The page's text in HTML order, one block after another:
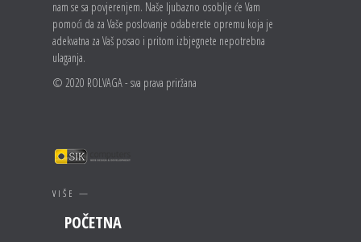
nam se sa povjerenjem. Naše ljubazno osoblje će Vam
pomoći da za Vaše poslovanje odaberete opremu koja je
adekvatna za Vaš posao i pritom izbjegnete nepotrebna
ulaganja.
© 2020 ROLVAGA - sva prava priržana
VIŠE —
POČETNA